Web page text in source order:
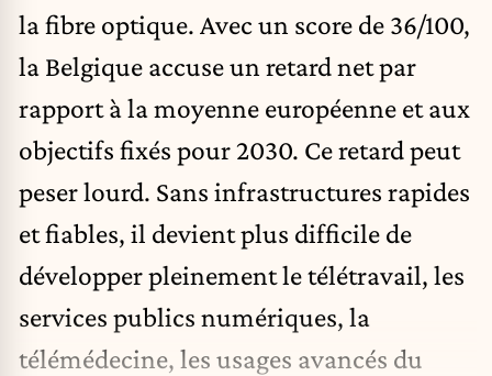
la fibre optique. Avec un score de 36/100,
la Belgique accuse un retard net par
rapport à la moyenne européenne et aux
objectifs fixés pour 2030. Ce retard peut
peser lourd. Sans infrastructures rapides
et fiables, il devient plus difficile de
développer pleinement le télétravail, les
services publics numériques, la
télémédecine, les usages avancés du